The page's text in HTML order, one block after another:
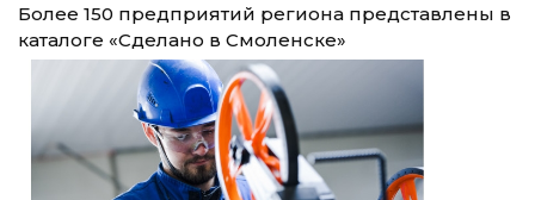
Более 150 предприятий региона представлены в
каталоге «Сделано в Смоленске»